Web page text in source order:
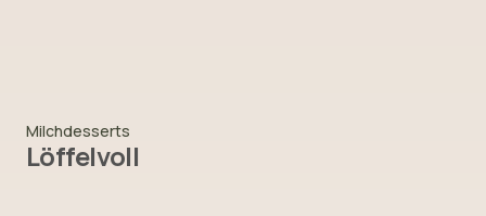
Milchdesserts
Löffelvoll